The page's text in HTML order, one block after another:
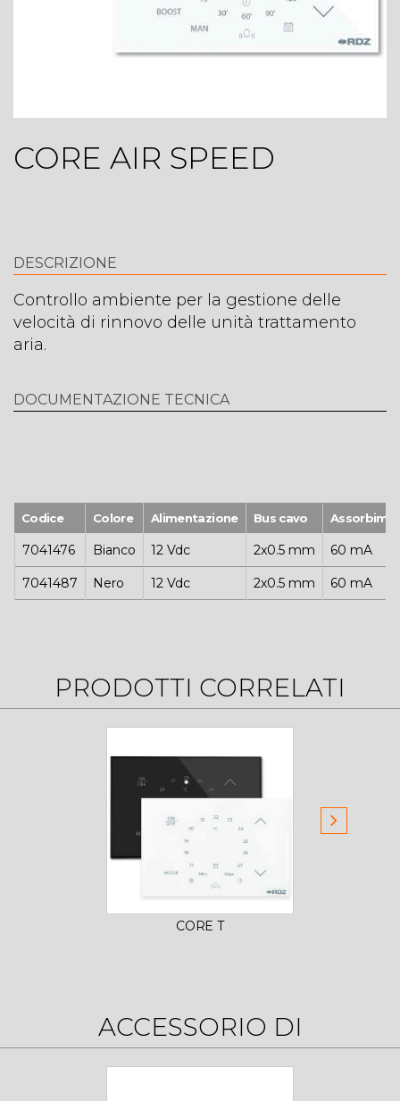
CORE AIR SPEED
DESCRIZIONE
Controllo ambiente per la gestione delle
velocità di rinnovo delle unità trattamento
aria.
DOCUMENTAZIONE TECNICA
Codice Colore Alimentazione Bus cavo
7041476 Bianco 12 Vdc 2x0.5 mm 60 mA
7041487 Nero 12 Vdc 2x0.5 mm 60 mA
PRODOTTI CORRELATI
CORE T
ACCESSORIO DI